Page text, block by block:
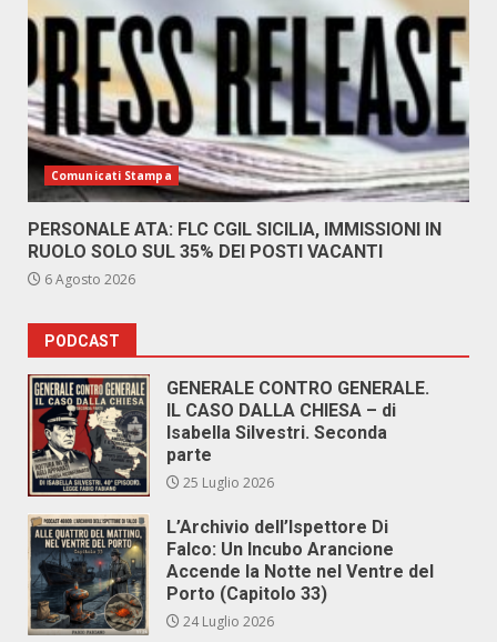
Comunicati Stampa
PERSONALE ATA: FLC CGIL SICILIA, IMMISSIONI IN
RUOLO SOLO SUL 35% DEI POSTI VACANTI
6 Agosto 2026
PODCAST
GENERALE CONTRO GENERALE.
IL CASO DALLA CHIESA – di
Isabella Silvestri. Seconda
parte
25 Luglio 2026
L’Archivio dell’Ispettore Di
Falco: Un Incubo Arancione
Accende la Notte nel Ventre del
Porto (Capitolo 33)
24 Luglio 2026